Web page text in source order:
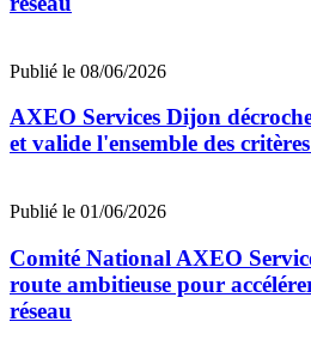
Publié le 08/06/2026
AXEO Services Dijon
et valide l'ensemble des
Publié le 01/06/2026
Comité National AXEO
route ambitieuse pour
réseau